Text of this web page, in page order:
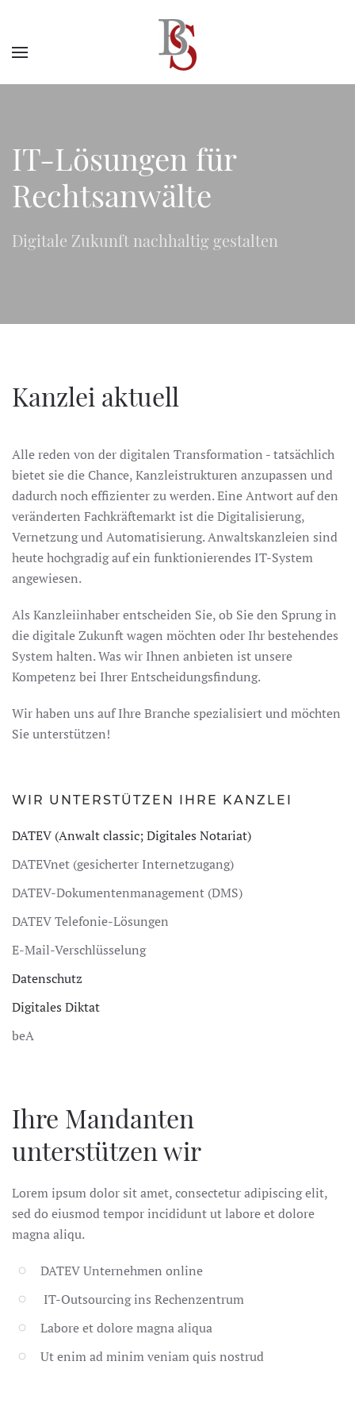
IT-Lösungen für
Rechtsanwälte
Digitale Zukunft nachhaltig gestalten
Kanzlei aktuell
Alle reden von der digitalen Transformation - tatsächlich
bietet sie die Chance, Kanzleistrukturen anzupassen und
dadurch noch effizienter zu werden. Eine Antwort auf den
veränderten Fachkräftemarkt ist die Digitalisierung,
Vernetzung und Automatisierung. Anwaltskanzleien sind
heute hochgradig auf ein funktionierendes IT-System
angewiesen.
Als Kanzleiinhaber entscheiden Sie, ob Sie den Sprung in
die digitale Zukunft wagen möchten oder Ihr bestehendes
System halten. Was wir Ihnen anbieten ist unsere
Kompetenz bei Ihrer Entscheidungsfindung.
Wir haben uns auf Ihre Branche spezialisiert und möchten
Sie unterstützen!
WIR UNTERSTÜTZEN IHRE KANZLEI
DATEV (Anwalt classic; Digitales Notariat)
DATEVnet (gesicherter Internetzugang)
DATEV-Dokumentenmanagement (DMS)
DATEV Telefonie-Lösungen
E-Mail-Verschlüsselung
Datenschutz
Digitales Diktat
beA
Ihre Mandanten
unterstützen wir
Lorem ipsum dolor sit amet, consectetur adipiscing elit,
sed do eiusmod tempor incididunt ut labore et dolore
magna aliqu.
DATEV Unternehmen online
IT-Outsourcing ins Rechenzentrum
Labore et dolore magna aliqua
Ut enim ad minim veniam quis nostrud